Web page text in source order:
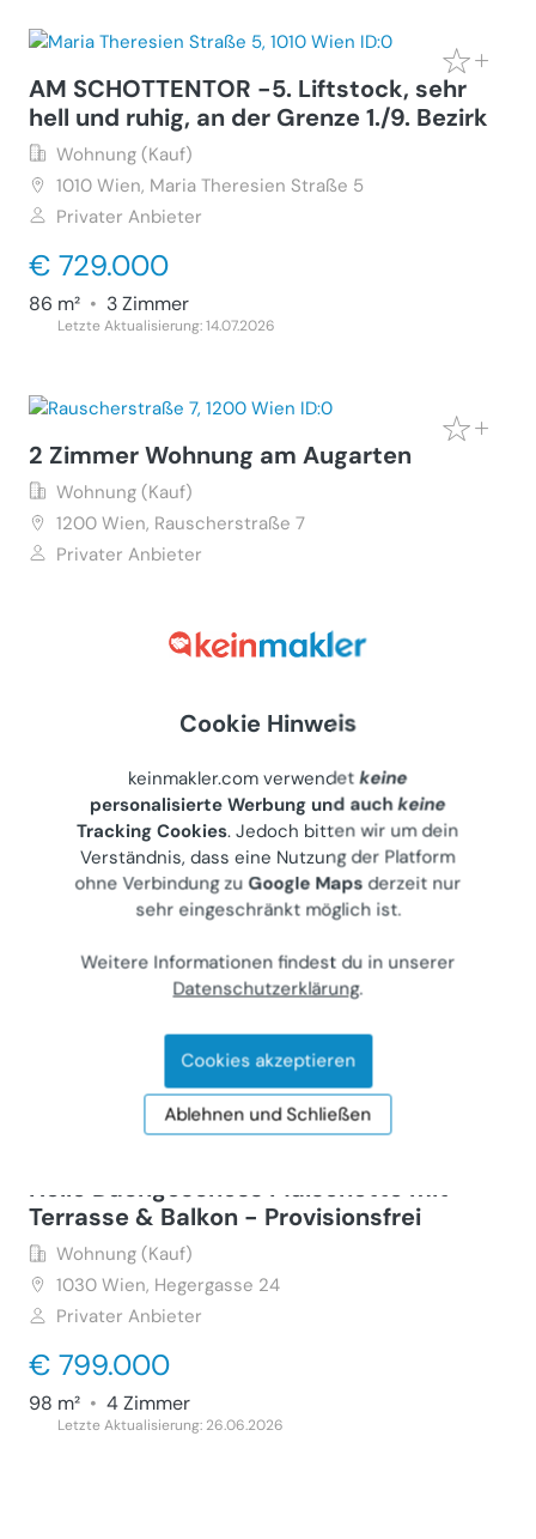
AM SCHOTTENTOR -5. Liftstock, sehr
hell und ruhig, an der Grenze 1./9. Bezirk
Wohnung (Kauf)
1010 Wien, Maria Theresien Straße 5
Privater Anbieter
€ 729.000
86 m² • 3 Zimmer
Letzte Aktualisierung: 14.07.2026
2 Zimmer Wohnung am Augarten
Wohnung (Kauf)
1200 Wien, Rauscherstraße 7
Privater Anbieter
2 Zimmer
Letzte Aktualisierung: 22.07.2026
Provisionsfrei: Moderne
Dachgeschosswohnung mit großer
Terrasse in verkehrsarmer Seitengasse
Wohnung (Kauf)
Wien, Hirschengasse 16
Privater Anbieter
€ 640.000
3 Zimmer
Letzte Aktualisierung: 24.07.2026
Helle Dachgeschoss Maisonette mit
Terrasse & Balkon - Provisionsfrei
Wohnung (Kauf)
1030 Wien, Hegergasse 24
Privater Anbieter
€ 799.000
98 m² • 4 Zimmer
Letzte Aktualisierung: 26.06.2026
Cookie Hinweis
keinmakler.com verwendetkeine
personalisierte Werbung und auchkeine
Tracking Cookies. Jedoch bitten wir um dein
Verständnis, dass eine Nutzung der Platform
ohne Verbindung zuGoogle Maps derzeit nur
sehr eingeschränkt möglich ist.
Weitere Informationen findest du in unserer
Datenschutzerklärung.
Cookies akzeptieren
Ablehnen und Schließen